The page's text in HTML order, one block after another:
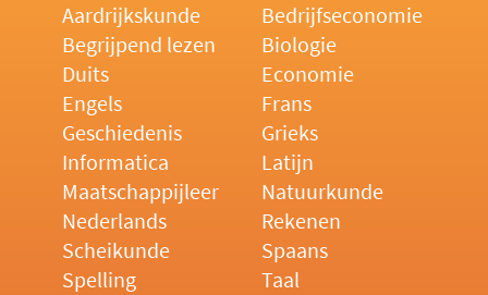
Aardrijkskunde
Bedrijfseconomie
Begrijpend lezen
Biologie
Duits
Economie
Engels
Frans
Geschiedenis
Grieks
Informatica
Latijn
Maatschappijleer
Natuurkunde
Nederlands
Rekenen
Scheikunde
Spaans
Spelling
Taal